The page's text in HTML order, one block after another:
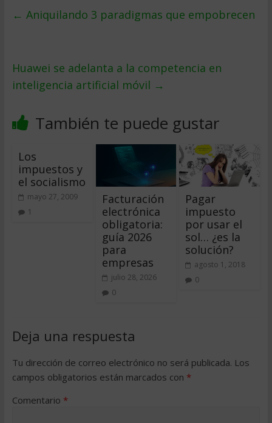
← Aniquilando 3 paradigmas que empobrecen
Huawei se adelanta a la competencia en
inteligencia artificial móvil →
También te puede gustar
Los
impuestos y
el socialismo
mayo 27, 2009
1
Facturación
electrónica
obligatoria:
guía 2026
para
empresas
julio 28, 2026
0
Pagar
impuesto
por usar el
sol… ¿es la
solución?
agosto 1, 2018
0
Deja una respuesta
Tu dirección de correo electrónico no será publicada. Los
campos obligatorios están marcados con *
Comentario *